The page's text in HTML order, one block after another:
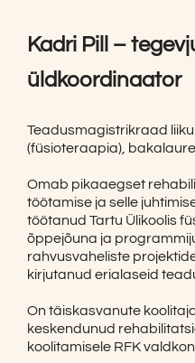
Kadri Pill –
üldkoordinaator
Teadusmagistrikraad
(füsioteraapia),
Omab pikaaegset
töötamise ja selle
töötanud Tartu Ülikoolis
õppejõuna ja
rahvusvaheliste
kirjutanud erialaseid
On täiskasvanute
keskendunud
koolitamisele RFK